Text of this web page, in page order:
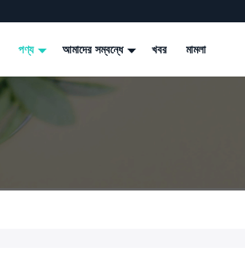
পণ্য আমাদের সম্বন্ধে খবর মামলা